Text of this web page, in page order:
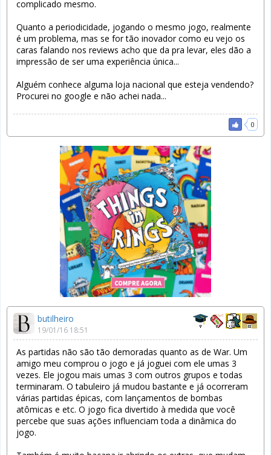
complicado mesmo.
Quanto a periodicidade, jogando o mesmo jogo, realmente
é um problema, mas se for tão inovador como eu vejo os
caras falando nos reviews acho que da pra levar, eles dão a
impressão de ser uma experiência única...
Alguém conhece alguma loja nacional que esteja vendendo?
Procurei no google e não achei nada...
0
butilheiro
19/01/16 18:51
As partidas não são tão demoradas quanto as de War. Um
amigo meu comprou o jogo e já joguei com ele umas 3
vezes. Ele jogou mais umas 3 com outros grupos e todas
terminaram. O tabuleiro já mudou bastante e já ocorreram
várias partidas épicas, com lançamentos de bombas
atômicas e etc. O jogo fica divertido à medida que você
percebe que suas ações influenciam toda a dinâmica do
jogo.